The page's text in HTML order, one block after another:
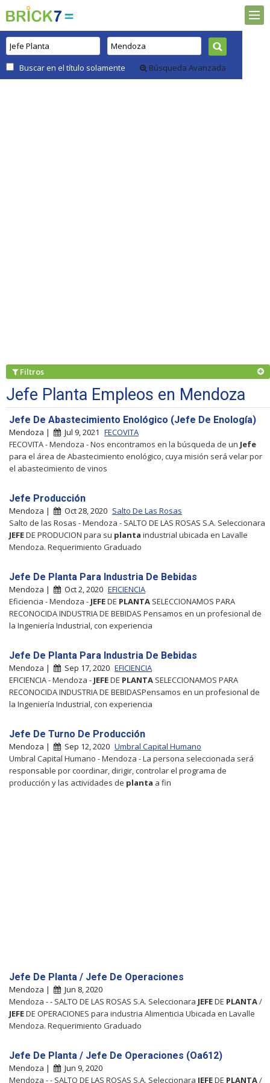
Buscar en el título solamente Búsqueda Avanzada
Filtros
Jefe Planta Empleos en Mendoza
Jefe De Abastecimiento Enológico (Jefe De Enología)
Mendoza | Jul 9, 2021 FECOVITA
FECOVITA - Mendoza - Nos encontramos en la búsqueda de un Jefe
para el área de Abastecimiento enológico, cuya misión será velar por
el abastecimiento de vinos
Jefe Producción
Mendoza | Oct 28, 2020 Salto De Las Rosas
Salto de las Rosas - Mendoza - SALTO DE LAS ROSAS S.A. Seleccionara
JEFEDE PRODUCION para su planta industrial ubicada en Lavalle
Mendoza. Requerimiento Graduado
Jefe De Planta Para Industria De Bebidas
Mendoza | Oct 2, 2020 EFICIENCIA
Eficiencia - Mendoza - JEFEDE PLANTA SELECCIONAMOS PARA
RECONOCIDA INDUSTRIA DE BEBIDAS Pensamos en un profesional de
la Ingeniería Industrial, con experiencia
Jefe De Planta Para Industria De Bebidas
Mendoza | Sep 17, 2020 EFICIENCIA
EFICIENCIA - Mendoza - JEFEDE PLANTA SELECCIONAMOS PARA
RECONOCIDA INDUSTRIA DE BEBIDASPensamos en un profesional de
la Ingeniería Industrial, con experiencia
Jefe De Turno De Producción
Mendoza | Sep 12, 2020 Umbral Capital Humano
Umbral Capital Humano - Mendoza - La persona seleccionada será
responsable por coordinar, dirigir, controlar el programa de
producción y las actividades de planta a fin
Jefe De Planta / Jefe De Operaciones
Mendoza |
Jun 8, 2020
Mendoza - - SALTO DE LAS ROSAS S.A. Seleccionara JEFEDE PLANTA/
JEFEDE OPERACIONES para industria Alimenticia Ubicada en Lavalle
Mendoza. Requerimiento Graduado
Jefe De Planta / Jefe De Operaciones (Oa612)
Mendoza |
Jun 9, 2020
Mendoza - - SALTO DE LAS ROSAS S.A. Seleccionara JEFEDE PLANTA/